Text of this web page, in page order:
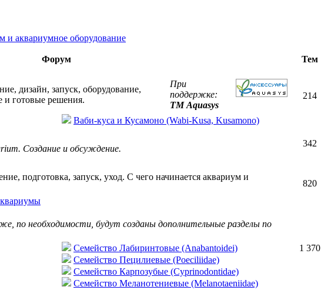
и аквариумное оборудование
Форум Тем
дизайн, запуск, оборудование,
и готовые решения.
При
поддержке:
ТМ Aquasys
Ваби-куса и Кусамоно (Wabi-Kusa, Kusamono)
214
Создание и обсуждение.
342
подготовка, запуск, уход. С чего начинается аквариум и
820
по необходимости, будут созданы дополнительные разделы по
Семейство Лабиринтовые (Anabantoidei)
Cемейство Пецилиевые (Poeciliidae)
Семейство Карпозубые (Cyprinodontidae)
Семейство Меланотениевые (Melanotaeniidae)
1 370